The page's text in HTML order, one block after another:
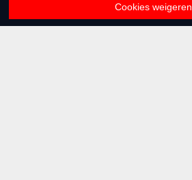
Cookies weigeren